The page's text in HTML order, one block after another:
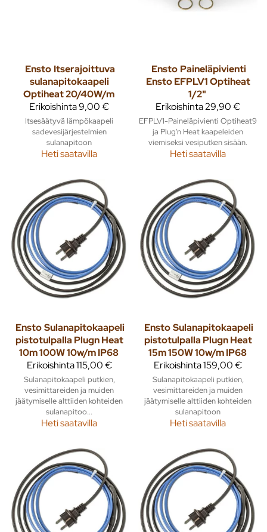
Ensto Itserajoittuva
sulanapitokaapeli
Optiheat 20/40W/m
Erikoishinta9,00 €
Itsesäätyvä lämpökaapeli
sadevesijärjestelmien
sulanapitoon
Heti saatavilla
Ensto Paineläpivienti
Ensto EFPLV1 Optiheat
1/2"
Erikoishinta29,90 €
EFPLV1-Paineläpivienti Optiheat9
ja Plug'n Heat kaapeleiden
viemiseksi vesiputken sisään.
Heti saatavilla
Ensto Sulanapitokaapeli
pistotulpalla Plugn Heat
10m 100W 10w/m IP68
Erikoishinta115,00 €
Sulanapitokaapeli putkien,
vesimittareiden ja muiden
jäätymiselle alttiiden kohteiden
sulanapitoo...
Heti saatavilla
Ensto Sulanapitokaapeli
pistotulpalla Plugn Heat
15m 150W 10w/m IP68
Erikoishinta159,00 €
Sulanapitokaapeli putkien,
vesimittareiden ja muiden
jäätymiselle alttiiden kohteiden
sulanapitoon
Heti saatavilla